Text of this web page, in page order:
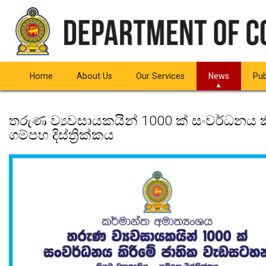
Home About Us Our Services News
You are here: News News & Events තරුණ ව්‍යවසායකයින් 1000 ක්
තරුණ ව්‍යවසායකයින් 1000 ක් සංවර්ධනය
ගම්පහ දිස්ත්‍රික්කය